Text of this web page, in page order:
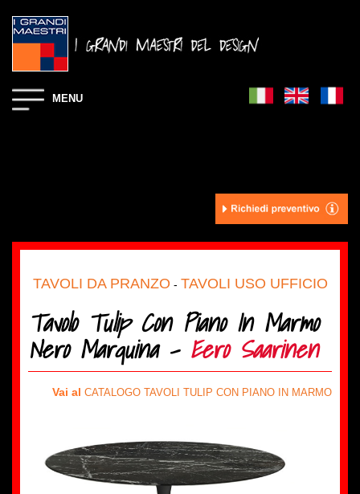
MENU
TAVOLI DA PRANZO - TAVOLI USO UFFICIO
Tavolo Tulip Con Piano In Marmo
Nero Marquina - Eero Saarinen
Vai al CATALOGO TAVOLI TULIP CON PIANO IN MARMO